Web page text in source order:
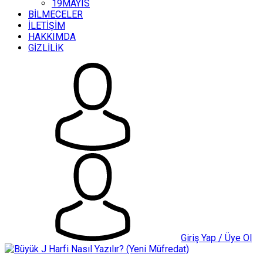
19MAYIS
BİLMECELER
İLETİŞİM
HAKKIMDA
GİZLİLİK
Giriş Yap / Üye Ol